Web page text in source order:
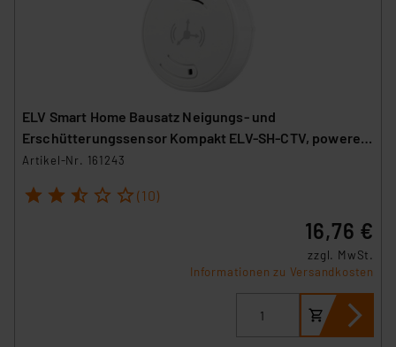
ELV Smart Home Bausatz Neigungs- und
Erschütterungssensor Kompakt ELV-SH-CTV, powered
by Homematic IP
Artikel-Nr. 161243
1 2 3 4 5 (10)
16,76 €
zzgl. MwSt.
Informationen zu Versandkosten